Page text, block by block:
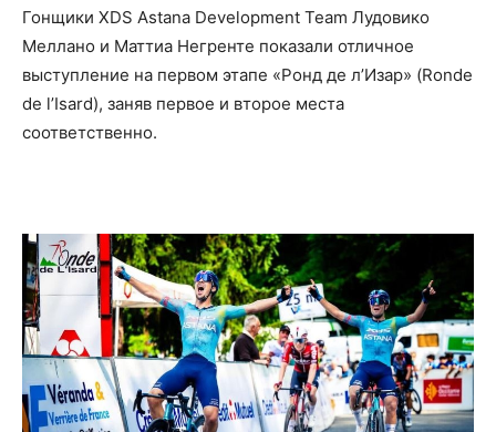
Гонщики XDS Astana Development Team Лудовико
Меллано и Маттиа Негренте показали отличное
выступление на первом этапе «Ронд де л’Изар» (Ronde
de l’Isard), заняв первое и второе места
соответственно.